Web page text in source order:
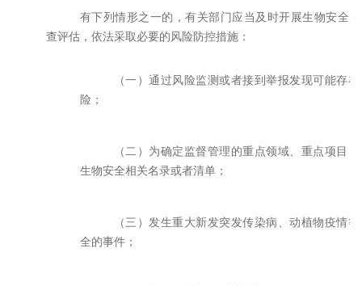
有下列情形之一的，有关部门应当及时开展生物安全
查评估，依法采取必要的风险防控措施：
（一）通过风险监测或者接到举报发现可能存
险；
（二）为确定监督管理的重点领域、重点项目
生物安全相关名录或者清单；
（三）发生重大新发突发传染病、动植物疫情
全的事件；